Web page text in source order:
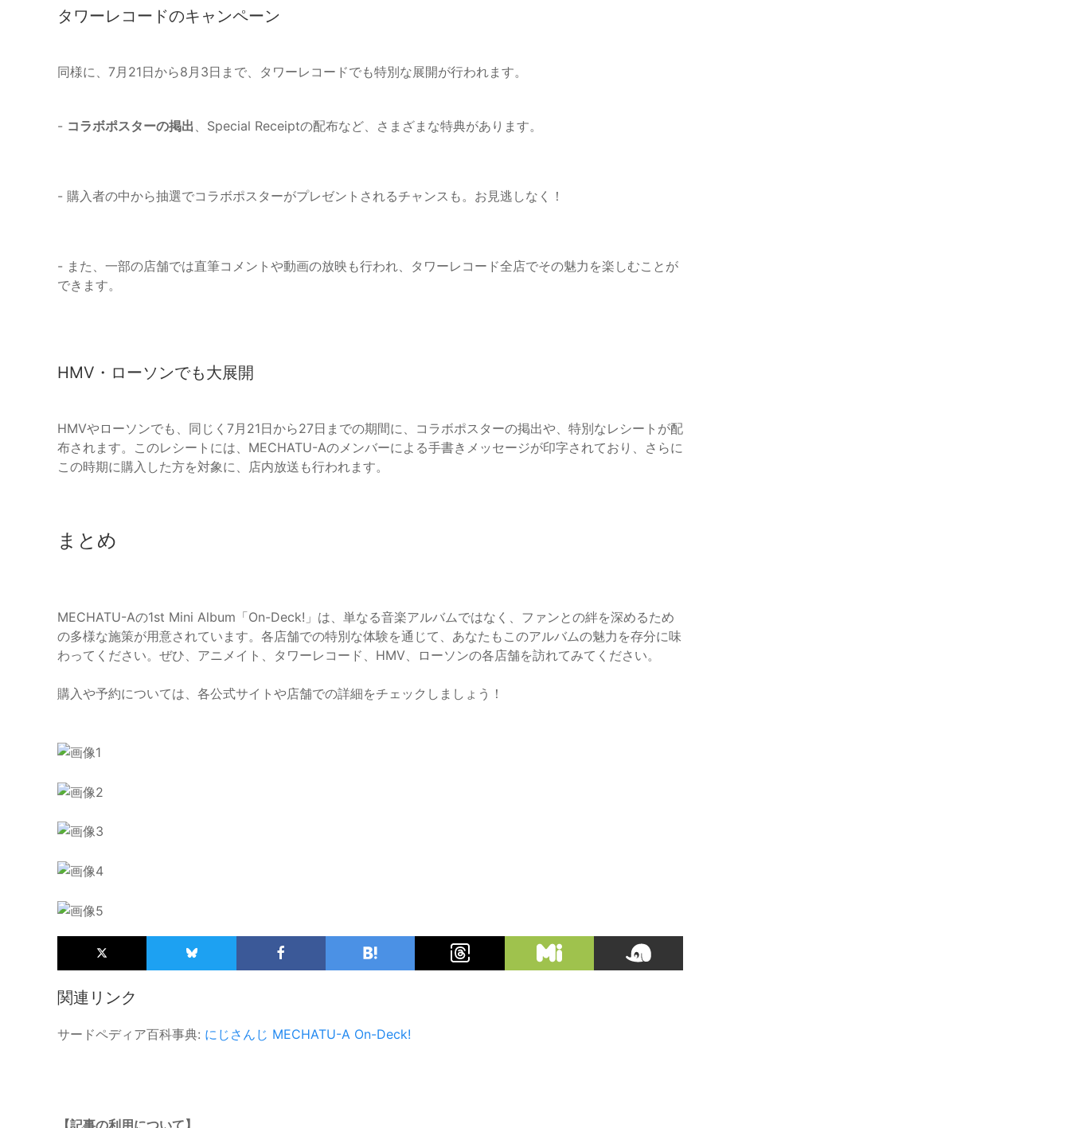
タワーレコードのキャンペーン
同様に、7月21日から8月3日まで、タワーレコードでも特別な展開が行われます。
- コラボポスターの掲出 、Special Receiptの配布など、さまざまな特典があります。
- 購入者の中から抽選でコラボポスターがプレゼントされるチャンスも。お見逃しなく！
- また、一部の店舗では直筆コメントや動画の放映も行われ、タワーレコード全店でその魅力を楽しむことが
できます。
HMV・ローソンでも大展開
HMVやローソンでも、同じく7月21日から27日までの期間に、コラボポスターの掲出や、特別なレシートが配
布されます。このレシートには、MECHATU-Aのメンバーによる手書きメッセージが印字されており、さらに
この時期に購入した方を対象に、店内放送も行われます。
まとめ
MECHATU-Aの1st Mini Album「On-Deck!」は、単なる音楽アルバムではなく、ファンとの絆を深めるため
の多様な施策が用意されています。各店舗での特別な体験を通じて、あなたもこのアルバムの魅力を存分に味
わってください。ぜひ、アニメイト、タワーレコード、HMV、ローソンの各店舗を訪れてみてください。
購入や予約については、各公式サイトや店舗での詳細をチェックしましょう！
関連リンク
サードペディア百科事典: にじさんじ MECHATU-A On-Deck!
【記事の利用について】